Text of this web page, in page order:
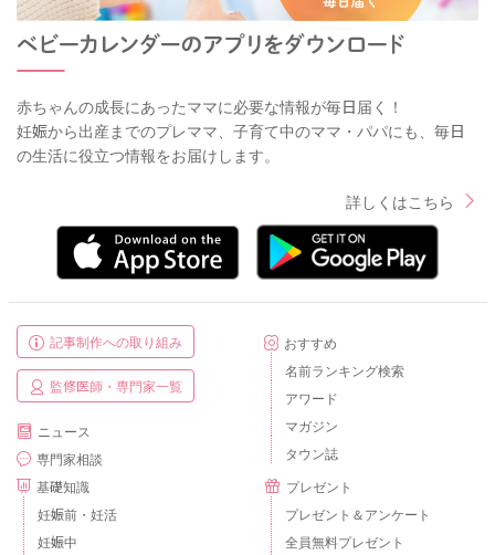
赤ちゃんの成長にあったママに必要な情報が毎日届く！
妊娠から出産までのプレママ、子育て中のママ・パパにも、毎日
の生活に役立つ情報をお届けします。
詳しくはこちら
記事制作への取り組み
監修医師・専門家一覧
ニュース
専門家相談
基礎知識
妊娠前・妊活
妊娠中
おすすめ
名前ランキング検索
アワード
マガジン
タウン誌
プレゼント
プレゼント＆アンケート
全員無料プレゼント